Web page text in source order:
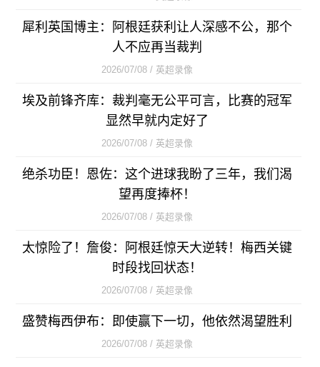
犀利英国博主：阿根廷获利让人深感不公，那个
人不应再当裁判
2026/07/08 / 英超录像
埃及前锋齐库：裁判毫无公平可言，比赛的冠军
显然早就内定好了
2026/07/08 / 英超录像
绝杀功臣！恩佐：这个进球我盼了三年，我们渴
望再度捧杯！
2026/07/08 / 英超录像
太惊险了！詹俊：阿根廷惊天大逆转！梅西关键
时段找回状态！
2026/07/08 / 英超录像
盛赞梅西伊布：即使赢下一切，他依然渴望胜利
2026/07/08 / 英超录像